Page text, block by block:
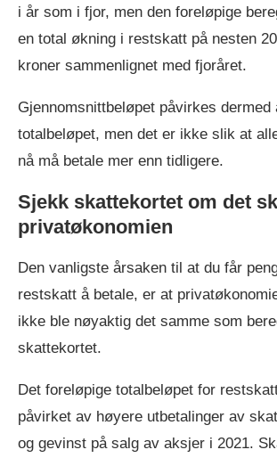
i år som i fjor, men den foreløpige
en total økning i restskatt på nesten
kroner sammenlignet med fjoråret.
Gjennomsnittbeløpet påvirkes dermed
totalbeløpet, men det er ikke slik at
nå må betale mer enn tidligere.
Sjekk skattekortet om det
privatøkonomien
Den vanligste årsaken til at du får
restskatt å betale, er at
ikke ble nøyaktig det samme som
skattekortet.
Det foreløpige totalbeløpet for
påvirket av høyere utbetalinger av
og gevinst på salg av aksjer i 2021.